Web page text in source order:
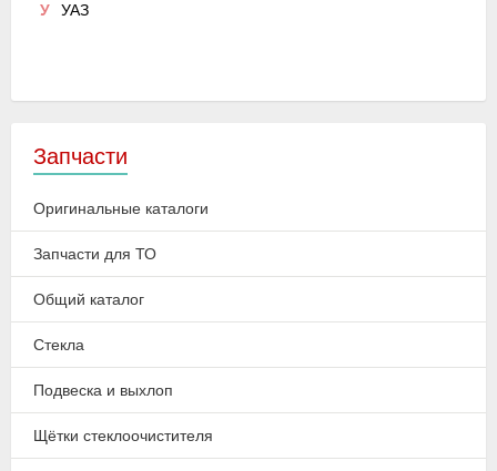
У
УАЗ
Запчасти
Оригинальные каталоги
Запчасти для ТО
Общий каталог
Стекла
Подвеска и выхлоп
Щётки стеклоочистителя